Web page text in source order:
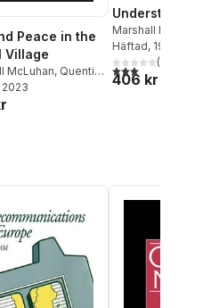
Peace in the
Village
McLuhan, Quentin
2023
Marshall
Häftad, 1994
3,0utav 5(
406 kr